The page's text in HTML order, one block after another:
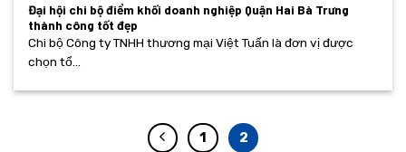
Đại hội chi bộ điểm khối doanh nghiệp Quận Hai Bà Trưng
thành công tốt đẹp
Chi bộ Công ty TNHH thương mại Việt Tuấn là đơn vị được
chọn tổ...
1 2